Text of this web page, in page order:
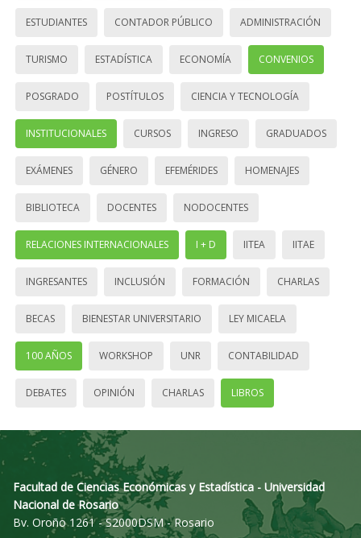
ESTUDIANTES CONTADOR PÚBLICO ADMINISTRACIÓN
TURISMO ESTADÍSTICA ECONOMÍA CONVENIOS
POSGRADO POSTÍTULOS CIENCIA Y TECNOLOGÍA
INSTITUCIONALES CURSOS INGRESO GRADUADOS
EXÁMENES GÉNERO EFEMÉRIDES HOMENAJES
BIBLIOTECA DOCENTES NODOCENTES
RELACIONES INTERNACIONALES I + D IITEA IITAE
INGRESANTES INCLUSIÓN FORMACIÓN CHARLAS
BECAS BIENESTAR UNIVERSITARIO LEY MICAELA
100 AÑOS WORKSHOP UNR CONTABILIDAD
DEBATES OPINIÓN CHARLAS LIBROS
Facultad de Ciencias Económicas y Estadística - Universidad
Nacional de Rosario
Bv. Oroño 1261 - S2000DSM - Rosario